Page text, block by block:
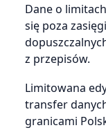
Dane o
się poza
z przepisów.
Limitowana
transfer
granicami